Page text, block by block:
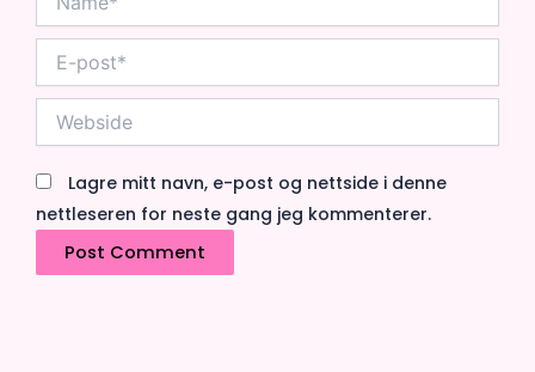
post*
Lagre mitt navn, e-post og nettside i denne
nettleseren for neste gang jeg kommenterer.